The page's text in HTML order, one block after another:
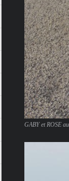
GABY et ROSE